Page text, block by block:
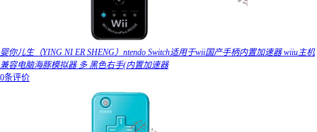
婴你儿生（YING NI ER SHENG）ntendo Switch适用于wii国产手柄内置加速器 wiiu主机
兼容电脑海豚模拟器 多 黑色右手(内置加速器
0条评价